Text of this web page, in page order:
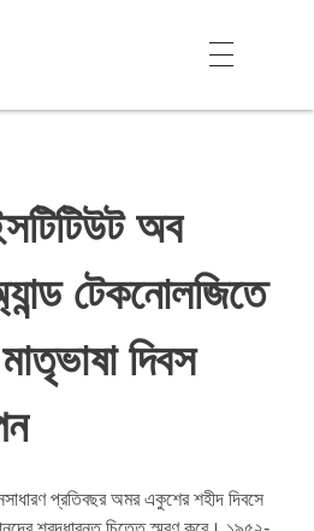
অব
টেকনোলজিতে
দিবস
প্রতিবছর অমর একুশের শহীদ দিবসে